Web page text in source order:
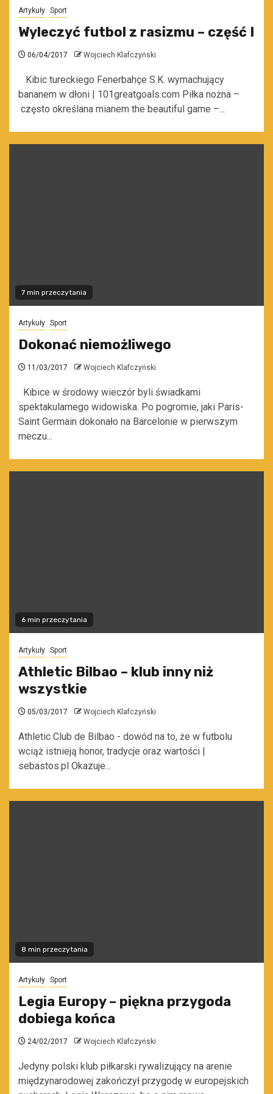
Artykuły Sport
Wyleczyć futbol z rasizmu – część I
06/04/2017 Wojciech Klafczyński
Kibic tureckiego Fenerbahçe S.K. wymachujący
bananem w dłoni | 101greatgoals.com Piłka nożna –
często określana mianem the beautiful game –...
7 min przeczytania
Artykuły Sport
Dokonać niemożliwego
11/03/2017 Wojciech Klafczyński
Kibice w środowy wieczór byli świadkami
spektakularnego widowiska. Po pogromie, jaki Paris-
Saint Germain dokonało na Barcelonie w pierwszym
meczu...
6 min przeczytania
Artykuły Sport
Athletic Bilbao – klub inny niż
wszystkie
05/03/2017 Wojciech Klafczyński
Athletic Club de Bilbao - dowód na to, że w futbolu
wciąż istnieją honor, tradycje oraz wartości |
sebastos.pl Okazuje...
8 min przeczytania
Artykuły Sport
Legia Europy – piękna przygoda
dobiega końca
24/02/2017 Wojciech Klafczyński
Jedyny polski klub piłkarski rywalizujący na arenie
międzynarodowej zakończył przygodę w europejskich